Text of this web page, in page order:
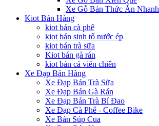
Xe Gỗ Bán Thức Ăn Nhanh
Kiot Bán Hàng
kiot bán cà phê
kiot bán sinh tố nước ép
kiot bán trà sữa
Kiot bán gà rán
kiot bán cá viên chiên
Xe Đạp Bán Hàng
Xe Đạp Bán Trà Sữa
Xe Đạp Bán Gà Rán
Xe Đạp Bán Trà Bí Đao
Xe Đạp Cà Phê - Coffee Bike
Xe Bán Súp Cua